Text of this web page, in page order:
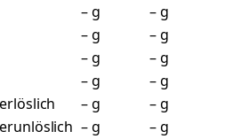
– g
– g
– g
– g
– g
– g
– g
– g
– g
– g
– g
– g